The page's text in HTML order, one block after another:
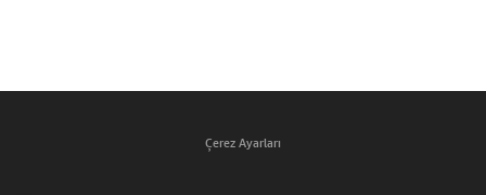
Çerez Ayarları